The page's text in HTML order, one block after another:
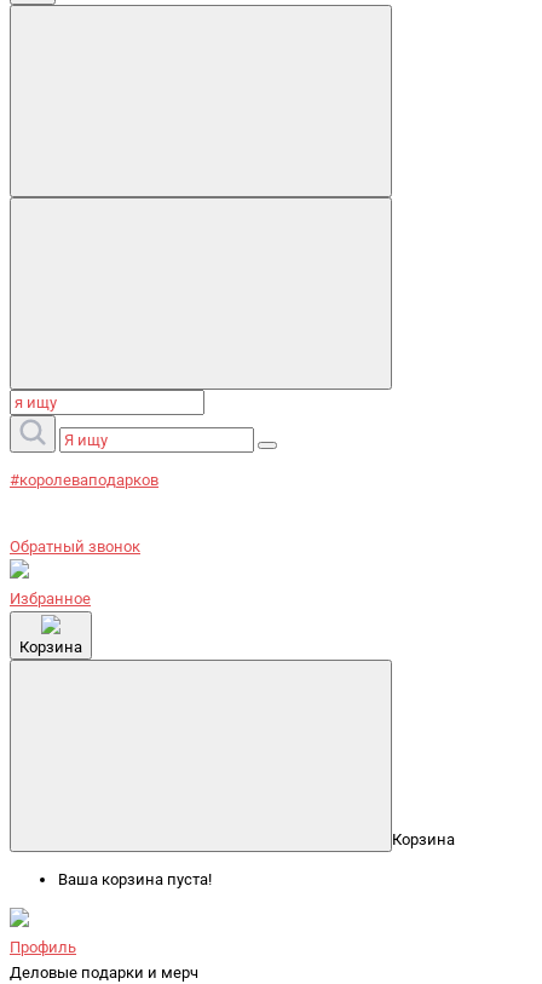
#королеваподарков
Обратный звонок
Избранное
Корзина
Корзина
Ваша корзина пуста!
Профиль
Деловые подарки и мерч